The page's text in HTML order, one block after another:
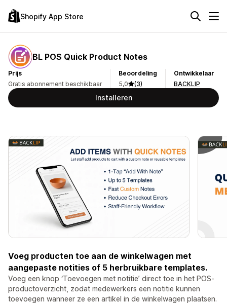
Shopify App Store
BL POS Quick Product Notes
Prijs
Gratis abonnement beschikbaar
Beoordeling
5,0
(3)
Ontwikkelaar
BACKLIP
Installeren
Voeg producten toe aan de winkelwagen met
aangepaste notities of 5 herbruikbare templates.
Voeg een knop ‘Toevoegen met notitie’ direct toe in het POS-
productoverzicht, zodat medewerkers een notitie kunnen
toevoegen wanneer ze een artikel in de winkelwagen plaatsen.